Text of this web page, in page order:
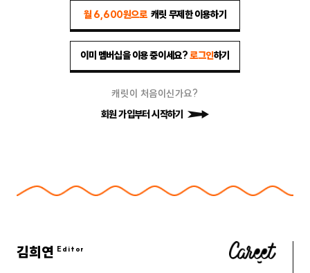
월 6,600원으로 캐릿 무제한 이용하기
이미 멤버십을 이용 중이세요?로그인하기
캐릿이 처음이신가요?
회원 가입부터 시작하기
김희연